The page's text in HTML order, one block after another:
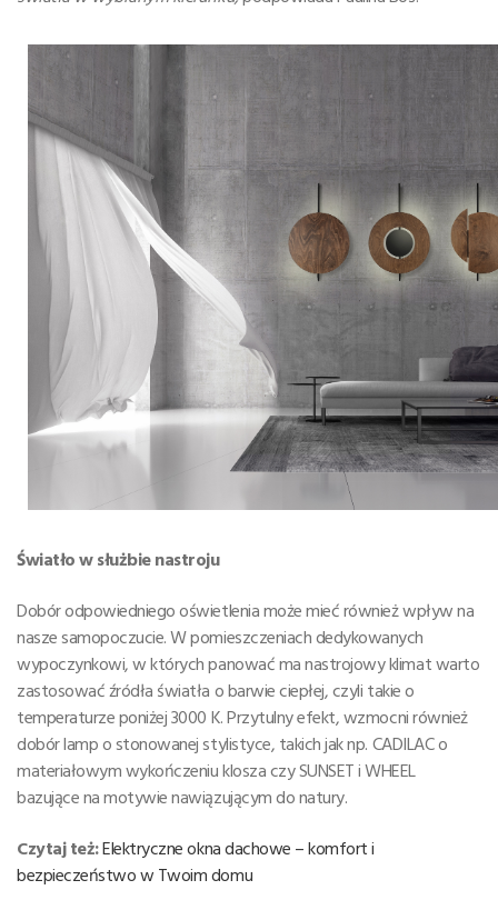
Światło w służbie nastroju
Dobór odpowiedniego oświetlenia może mieć również wpływ na
nasze samopoczucie. W pomieszczeniach dedykowanych
wypoczynkowi, w których panować ma nastrojowy klimat warto
zastosować źródła światła o barwie ciepłej, czyli takie o
temperaturze poniżej 3000 K. Przytulny efekt, wzmocni również
dobór lamp o stonowanej stylistyce, takich jak np. CADILAC o
materiałowym wykończeniu klosza czy SUNSET i WHEEL
bazujące na motywie nawiązującym do natury.
Czytaj też:Elektryczne okna dachowe – komfort i
bezpieczeństwo w Twoim domu